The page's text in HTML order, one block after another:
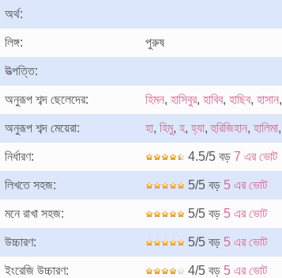
অর্থ:
লিঙ্গ: পুরুষ
উত্পত্তি:
অনুরূপ শব্দ ছেলেদের: হিমন, হাসিবুর, হাবিব, হাছিব, হাসান,
অনুরূপ শব্দ মেয়েরা: হা, হিমু, হ,হ্যা,হুরিজিহান, হালিমা,
নির্ধারণ: 4.5/5 বড় 7 এর ভোট
লিখতে সহজ: 5/5 বড় 5 এর ভোট
মনে রাখা সহজ: 5/5 বড় 5 এর ভোট
উচ্চারণ: 5/5 বড় 5 এর ভোট
ইংরেজি উচ্চারণ: 4/5 বড় 5 এর ভোট